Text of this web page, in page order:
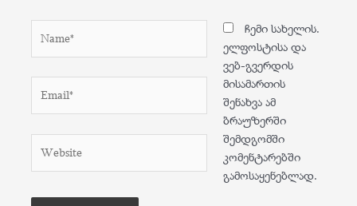
ჩემი სახელის.
ელფოსტისა და
ვებ-გვერდის
მისამართის
შენახვა ამ
ბრაუზერში
შემდგომში
კომენტარებში
გამოსაყენებლად.